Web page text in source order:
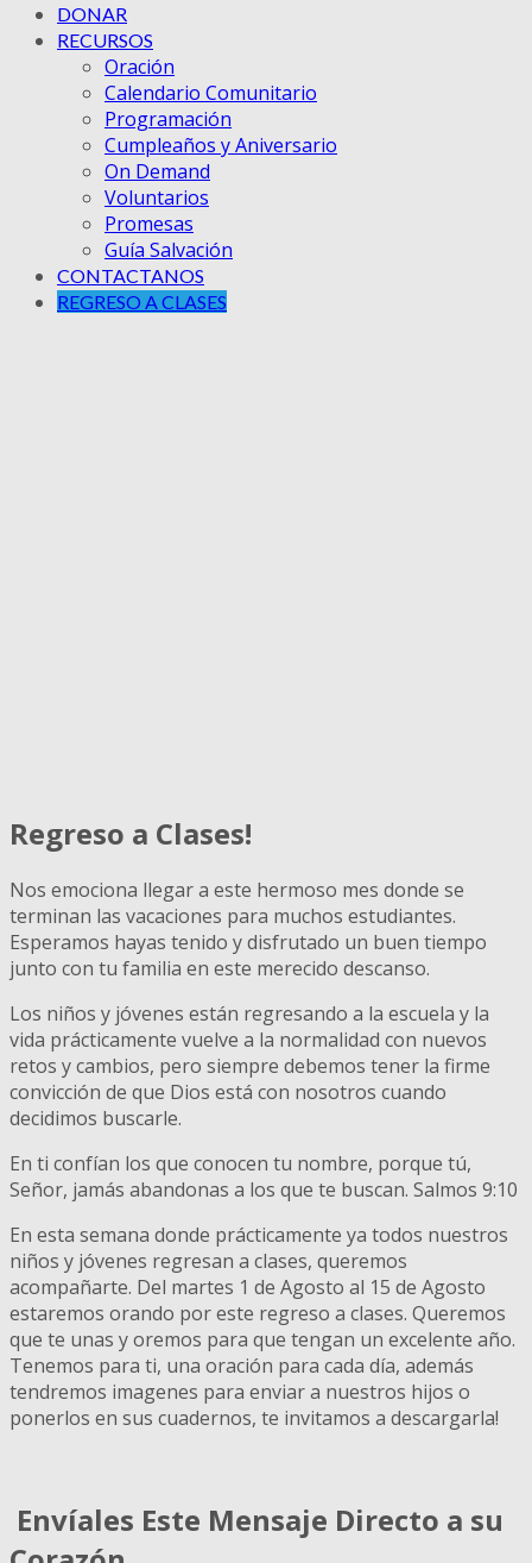
DONAR
RECURSOS
Oración
Calendario Comunitario
Programación
Cumpleaños y Aniversario
On Demand
Voluntarios
Promesas
Guía Salvación
CONTACTANOS
REGRESO A CLASES
Regreso a Clases!
Nos emociona llegar a este hermoso mes donde se
terminan las vacaciones para muchos estudiantes.
Esperamos hayas tenido y disfrutado un buen tiempo
junto con tu familia en este merecido descanso.
Los niños y jóvenes están regresando a la escuela y la
vida prácticamente vuelve a la normalidad con nuevos
retos y cambios, pero siempre debemos tener la firme
convicción de que Dios está con nosotros cuando
decidimos buscarle.
En ti confían los que conocen tu nombre, porque tú,
Señor, jamás abandonas a los que te buscan. Salmos 9:10 ​
En esta semana donde prácticamente ya todos nuestros
niños y jóvenes regresan a clases, queremos
acompañarte. Del martes 1 de Agosto al 15 de Agosto
estaremos orando por este regreso a clases. Queremos
que te unas y oremos para que tengan un excelente año.
Tenemos para ti, una oración para cada día, además
tendremos imagenes para enviar a nuestros hijos o
ponerlos en sus cuadernos, te invitamos a descargarla!
Envíales Este Mensaje Directo a su